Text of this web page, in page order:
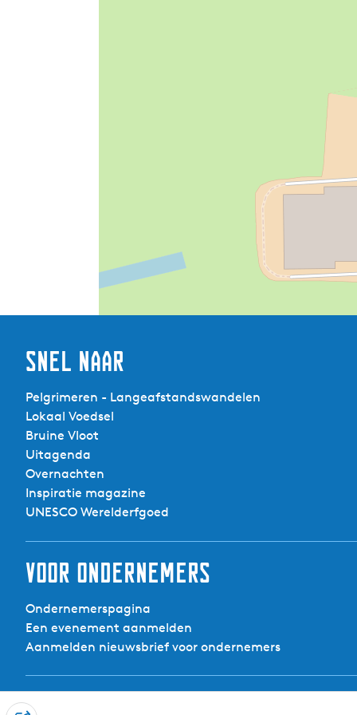
Snel naar
Pelgrimeren - Langeafstandswandelen
Lokaal Voedsel
Bruine Vloot
Uitagenda
Overnachten
Inspiratie magazine
UNESCO Werelderfgoed
Voor ondernemers
Ondernemerspagina
Een evenement aanmelden
Aanmelden nieuwsbrief voor ondernemers
Contact